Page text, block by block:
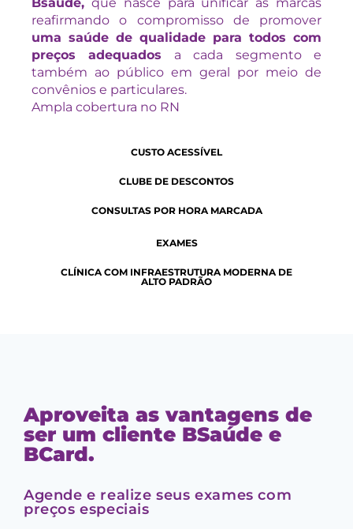
Bsaúde, que nasce para unificar as marcas
reafirmando o compromisso de promover
uma saúde de qualidade para todos com
preços adequados a cada segmento e
também ao público em geral por meio de
convênios e particulares.
Ampla cobertura no RN
CUSTO ACESSÍVEL
CLUBE DE DESCONTOS
CONSULTAS POR HORA MARCADA
EXAMES
CLÍNICA COM INFRAESTRUTURA MODERNA DE
ALTO PADRÃO
Aproveita as vantagens de
ser um cliente BSaúde e
BCard.
Agende e realize seus exames com
preços especiais